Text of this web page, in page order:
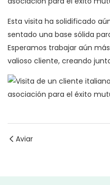
Esta visita ha solidificado
sentado una base sólida
Esperamos trabajar aún
valioso cliente, creando
Aviar